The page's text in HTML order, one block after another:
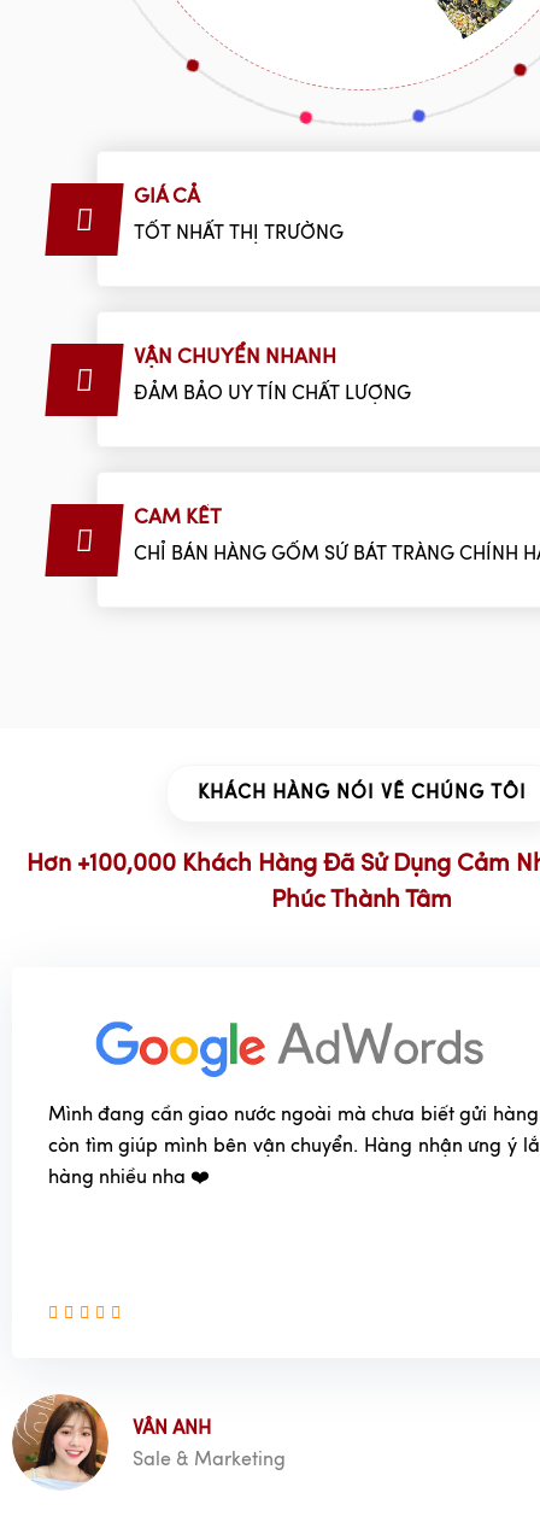
GIÁ CẢ
TỐT NHẤT THỊ TRƯỜNG
VẬN CHUYỂN NHANH
ĐẢM BẢO UY TÍN CHẤT LƯỢNG
CAM KẾT
CHỈ BÁN HÀNG GỐM SỨ BÁT TRÀNG CHÍNH
KHÁCH HÀNG NÓI VỀ CHÚNG TÔI
Hơn +100,000 Khách Hàng Đã Sử Dụng Cảm
Phúc Thành Tâm
Mình đang cần giao nước ngoài mà chưa biết gửi hàng
còn tìm giúp mình bên vận chuyển. Hàng nhận ưng ý
hàng nhiều nha ❤️
VÂN ANH
Sale & Marketing